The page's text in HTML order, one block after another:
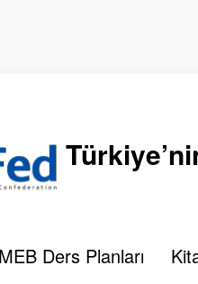
MEB Ders Planları